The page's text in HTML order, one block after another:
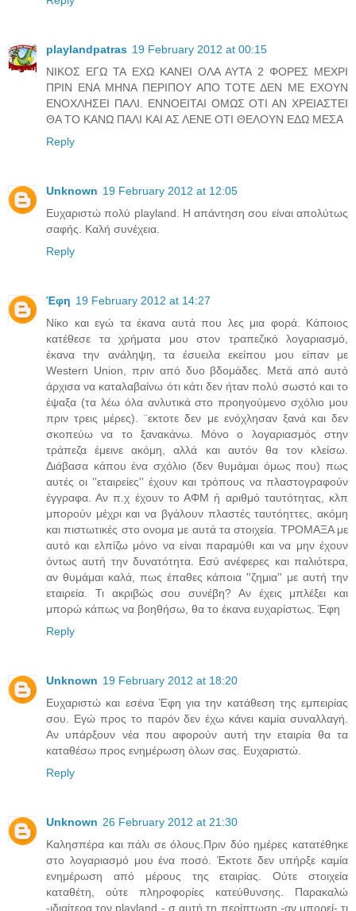
playlandpatras 19 February 2012 at 00:15
ΝΙΚΟΣ ΕΓΩ ΤΑ ΕΧΩ ΚΑΝΕΙ ΟΛΑ ΑΥΤΑ 2 ΦΟΡΕΣ ΜΕΧΡΙ
ΠΡΙΝ ΕΝΑ ΜΗΝΑ ΠΕΡΙΠΟΥ ΑΠΟ ΤΟΤΕ ΔΕΝ ΜΕ ΕΧΟΥΝ
ΕΝΟΧΛΗΣΕΙ ΠΑΛΙ. ΕΝΝΟΕΙΤΑΙ ΟΜΩΣ ΟΤΙ ΑΝ ΧΡΕΙΑΣΤΕΙ
ΘΑ ΤΟ ΚΑΝΩ ΠΑΛΙ ΚΑΙ ΑΣ ΛΕΝΕ ΟΤΙ ΘΕΛΟΥΝ ΕΔΩ ΜΕΣΑ
Reply
Unknown 19 February 2012 at 12:05
Ευχαριστώ πολύ playland. Η απάντηση σου είναι απολύτως
σαφής. Καλή συνέχεια.
Reply
Έφη 19 February 2012 at 14:27
Νίκο και εγώ τα έκανα αυτά που λες μια φορά. Κάποιος
κατέθεσε τα χρήματα μου στον τραπεζικό λογαριασμό,
έκανα την ανάληψη, τα έσυειλα εκείπου μου είπαν με
Western Union, πριν από δυο βδομάδες. Μετά από αυτό
άρχισα να καταλαβαίνω ότι κάτι δεν ήταν πολύ σωστό και το
έψαξα (τα λέω όλα ανλυτικά στο προηγούμενο σχόλιο μου
πριν τρεις μέρες). ¨εκτοτε δεν με ενόχλησαν ξανά και δεν
σκοπεύω να το ξανακάνω. Μόνο ο λογαριασμός στην
τράπεζα έμεινε ακόμη, αλλά και αυτόν θα τον κλείσω.
Διάβασα κάπου ένα σχόλιο (δεν θυμάμαι όμως που) πως
αυτές οι ''εταιρείες'' έχουν και τρόπους να πλαστογραφούν
έγγραφα. Αν π.χ έχουν το ΑΦΜ ή αριθμό ταυτότητας, κλπ
μπορούν μέχρι και να βγάλουν πλαστές ταυτόηττες, ακόμη
και πιστωτικές στο ονομα με αυτά τα στοιχεία. ΤΡΟΜΑΞΑ με
αυτό και ελπίζω μόνο να είναι παραμύθι και να μην έχουν
όντως αυτή την δυνατότητα. Εσύ ανέφερες και παλιότερα,
αν θυμάμαι καλά, πως έπαθες κάποια ''ζημια'' με αυτή την
εταιρεία. Τι ακριβώς σου συνέβη? Αν έχεις μπλέξει και
μπορώ κάπως να βοηθήσω, θα το έκανα ευχαρίστως. Έφη
Reply
Unknown 19 February 2012 at 18:20
Ευχαριστώ και εσένα Έφη για την κατάθεση της εμπειρίας
σου. Εγώ προς το παρόν δεν έχω κάνει καμία συναλλαγή.
Αν υπάρξουν νέα που αφορούν αυτή την εταιρία θα τα
καταθέσω προς ενημέρωση όλων σας. Ευχαριστώ.
Reply
Unknown 26 February 2012 at 21:30
Καλησπέρα και πάλι σε όλους.Πριν δύο ημέρες κατατέθηκε
στο λογαριασμό μου ένα ποσό. Έκτοτε δεν υπήρξε καμία
ενημέρωση από μέρους της εταιρίας. Ούτε στοιχεία
καταθέτη, ούτε πληροφορίες κατεύθυνσης. Παρακαλώ
-ιδιαίτερα τον playland - σ αυτή τη περίπτωση,-αν μπορεί- τι